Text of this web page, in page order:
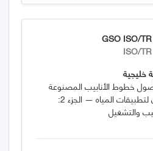
GSO ISO/
ISO/
خليجية
خطوط الأنابيب المصنوعة
من الحديد اللدن لتطبيقات المياه — الجزء 2:
والتشغيل